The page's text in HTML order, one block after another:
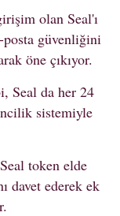
olan Seal'ı
posta güvenliğini
öne çıkıyor.
Seal da her 24
sistemiyle
token elde
davet ederek ek